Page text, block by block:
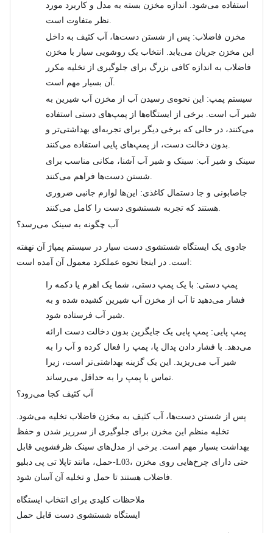
استفاده می‌شود. اندازه مخزن بسته به مدل و کاربرد مورد
نظر متفاوت است.
مخزن فاضلاب: پس از شستن دست‌ها، آب کثیف به داخل
این مخزن جریان می‌یابد. انتخاب یک روشویی سیار با مخزن
فاضلاب به اندازه کافی بزرگ برای جلوگیری از تخلیه مکرر
آن بسیار مهم است.
سیستم پمپ: این نحوه‌ی رسیدن آب از مخزن آب شیرین به
شیر آب است. برخی از ایستگاه‌ها از پمپ‌های دستی استفاده
می‌کنند، در حالی که برخی دیگر برای تجربه‌ای بهداشتی‌تر و
بدون دخالت دست، از پمپ‌های پایی استفاده می‌کنند.
سینک و شیر آب: سینک و شیر آب آشنا، مکانی مناسب برای
شستن دست‌ها فراهم می‌کنند.
جاصابونی و جا دستمال کاغذی: این‌ها لوازم جانبی ضروری
هستند که تجربه شستشوی دست را کامل می‌کنند.
آب چگونه به سینک می‌رسد؟
جادوی یک ایستگاه شستشوی دست سیار در سیستم پمپاژ آن نهفته
است. در اینجا نحوه عملکرد معمول آن آمده است:
پمپ دستی: با یک پمپ دستی، شما یک اهرم یا دکمه را
فشار می‌دهید تا آب از مخزن آب شیرین کشیده شده و به
شیر آب فرستاده شود.
پمپ پایی: پمپ پایی یک جایگزین بدون دخالت دست ارائه
می‌دهد. با فشار دادن پدال پا، پمپ را فعال کرده و آب را به
شیر آب می‌ریزید. این یک گزینه بهداشتی‌تر است، زیرا
تماس با پمپ را به حداقل می‌رساند.
آب کثیف کجا می‌رود؟
پس از شستن دست‌ها، آب کثیف به مخزن فاضلاب تخلیه می‌شود.
تخلیه منظم این مخزن برای جلوگیری از سرریز شدن و حفظ
بهداشت بسیار مهم است. برخی از مدل‌های سینک ظرفشویی قابل
حمل، مانند تاپلا تی پی دبلیو-L03، حتی دارای چرخ‌هایی روی مخزن
فاضلاب هستند تا حمل و تخلیه آن آسان شود.
ملاحظات کلیدی برای انتخاب ایستگاه
ایستگاه شستشوی دست قابل حمل